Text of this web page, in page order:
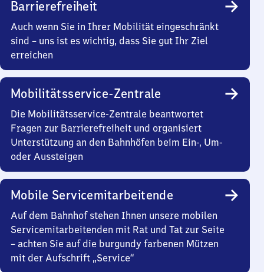
Barrierefreiheit
Auch wenn Sie in Ihrer Mobilität eingeschränkt
sind – uns ist es wichtig, dass Sie gut Ihr Ziel
erreichen
Mobilitätsservice-Zentrale
Die Mobilitätsservice-Zentrale beantwortet
Fragen zur Barrierefreiheit und organisiert
Unterstützung an den Bahnhöfen beim Ein-, Um-
oder Aussteigen
Mobile Servicemitarbeitende
Auf dem Bahnhof stehen Ihnen unsere mobilen
Servicemitarbeitenden mit Rat und Tat zur Seite
– achten Sie auf die burgundy farbenen Mützen
mit der Aufschrift „Service“